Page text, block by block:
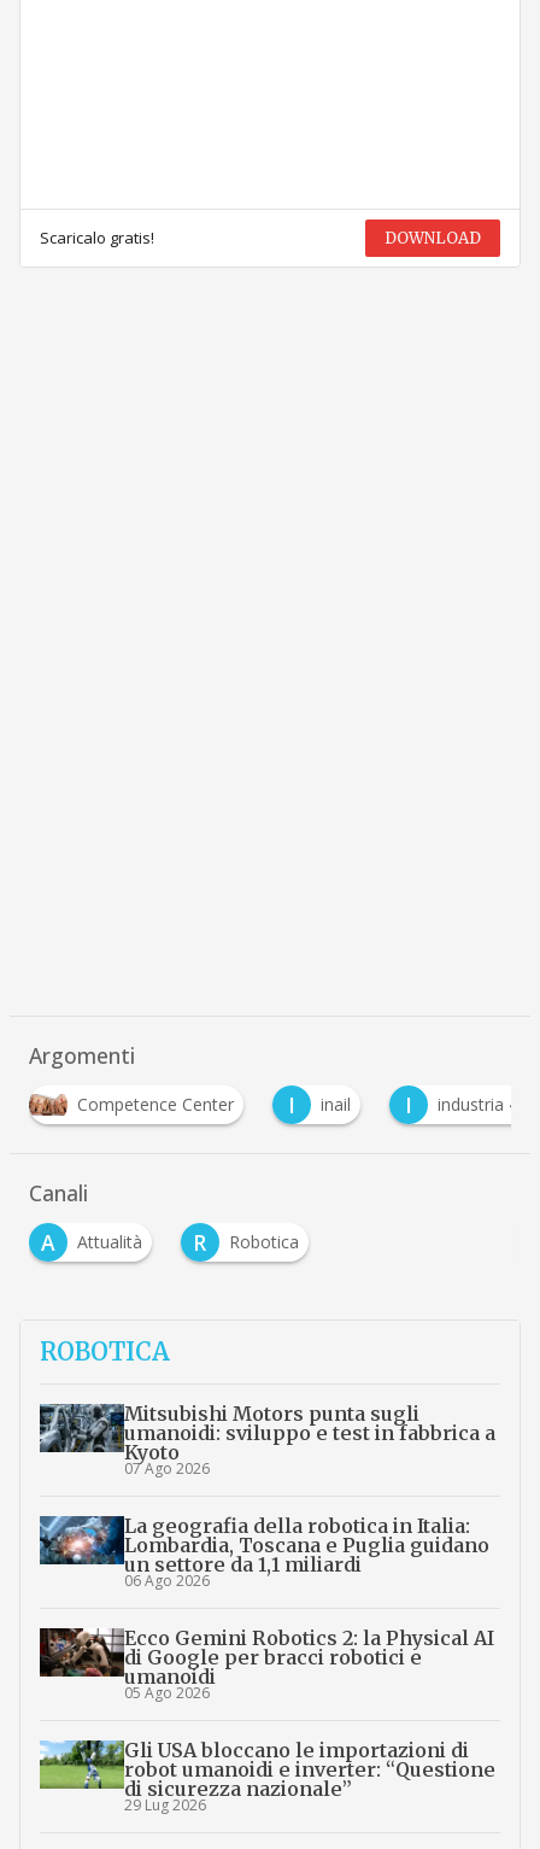
Scaricalo gratis! DOWNLOAD
Argomenti
Competence Center I inail I industria 4.0
Canali
A
Attualità R Robotica
ROBOTICA
Mitsubishi Motors punta sugli
umanoidi: sviluppo e test in fabbrica a
Kyoto
07 Ago 2026
La geografia della robotica in Italia:
Lombardia, Toscana e Puglia guidano
un settore da 1,1 miliardi
06 Ago 2026
Ecco Gemini Robotics 2: la Physical AI
di Google per bracci robotici e
umanoidi
05 Ago 2026
Gli USA bloccano le importazioni di
robot umanoidi e inverter: “Questione
di sicurezza nazionale”
29 Lug 2026